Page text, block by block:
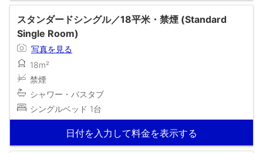
スタンダードシングル／18平米・禁煙 (Standard
Single Room)
写真を見る
18m²
禁煙
シャワー・バスタブ
シングルベッド 1台
日付を入力して料金を表示する